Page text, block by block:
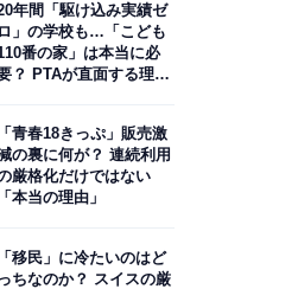
年間「駆け込み実績ゼ
ロ」の学校も…「こども
番の家」は本当に必
？ PTAが直面する理想
「青春18きっぷ」販売激
の裏に何が？ 連続利用
厳格化だけではない
「本当の理由」
「移民」に冷たいのはど
ちなのか？ スイスの厳